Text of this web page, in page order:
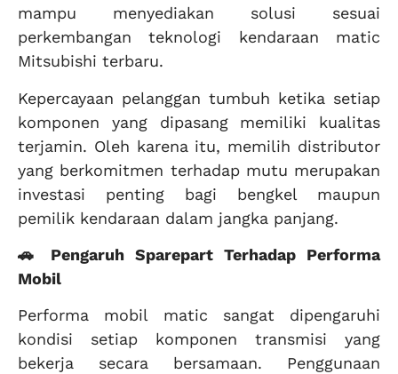
mampu menyediakan solusi sesuai
perkembangan teknologi kendaraan matic
Mitsubishi terbaru.
Kepercayaan pelanggan tumbuh ketika setiap
komponen yang dipasang memiliki kualitas
terjamin. Oleh karena itu, memilih distributor
yang berkomitmen terhadap mutu merupakan
investasi penting bagi bengkel maupun
pemilik kendaraan dalam jangka panjang.
🚗 Pengaruh Sparepart Terhadap Performa
Mobil
Performa mobil matic sangat dipengaruhi
kondisi setiap komponen transmisi yang
bekerja secara bersamaan. Penggunaan